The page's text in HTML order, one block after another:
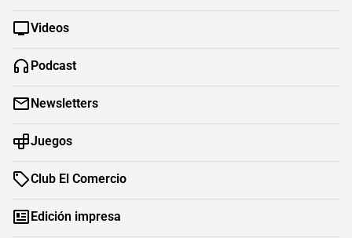
Videos
Podcast
Newsletters
Juegos
Club El Comercio
Edición impresa